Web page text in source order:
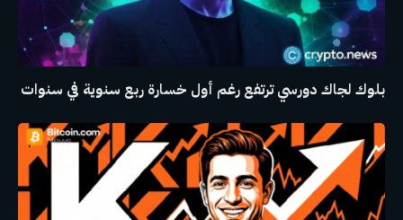
بلوك لجاك دورسي ترتفع رغم أول خسارة ربع سنوية في سنوات